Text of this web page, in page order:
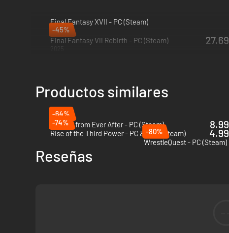
Final Fantasy XVII - PC (Steam)
2026
-45%
Final Fantasy VII Rebirth - PC (Steam)
Productos similares
-64%
Escape from Ever After - PC (Steam)
-74%
Rise of the Third Power - PC & Mac (Steam)
-80%
WrestleQuest - PC (Steam)
Reseñas